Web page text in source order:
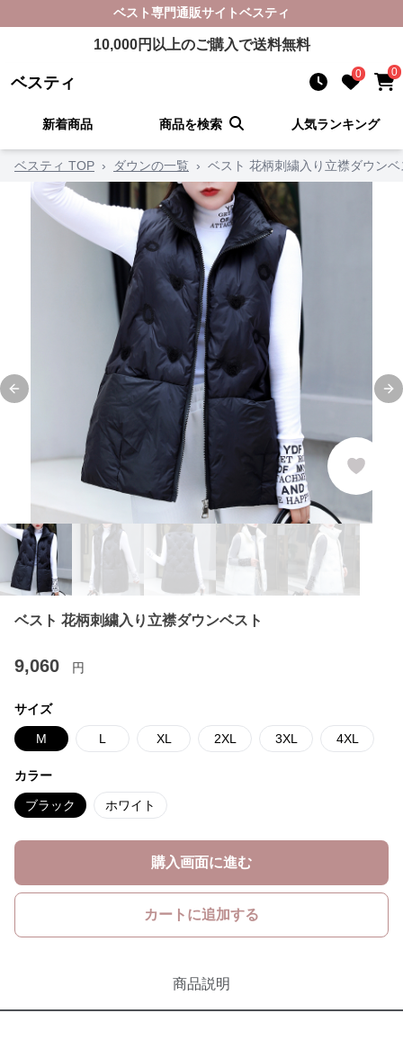
ベスト専門通販サイトベスティ
10,000円以上のご購入で送料無料
ベスティ 0 0
新着商品 商品を検索 人気ランキング
ベスティ TOP › ダウンの一覧 › ベスト 花柄刺繍入り立襟ダウンベ
Previous slide
ベスト 花柄刺繍入り立襟ダウンベスト
9,060 円
サイズ
M L XL 2XL 3XL 4XL
カラー
ブラック ホワイト
購入画面に進む
カートに追加する
商品説明